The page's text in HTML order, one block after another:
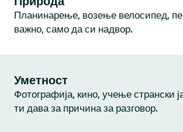
Планинарење, возење велосипед,
важно, само да си надвор.
Уметност
Фотографија, кино, учење странски
ти дава за причина за разговор.